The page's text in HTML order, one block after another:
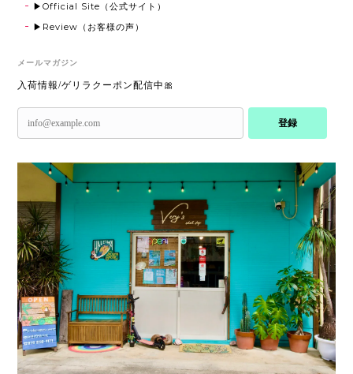
▶Official Site（公式サイト）
▶Review（お客様の声）
メールマガジン
入荷情報/ゲリラクーポン配信中🎀
登録